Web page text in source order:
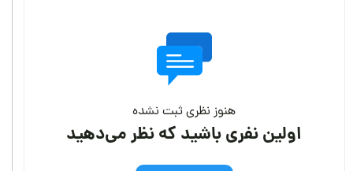
هنوز نظری ثبت نشده
اولین نفری باشید که نظر می‌دهید